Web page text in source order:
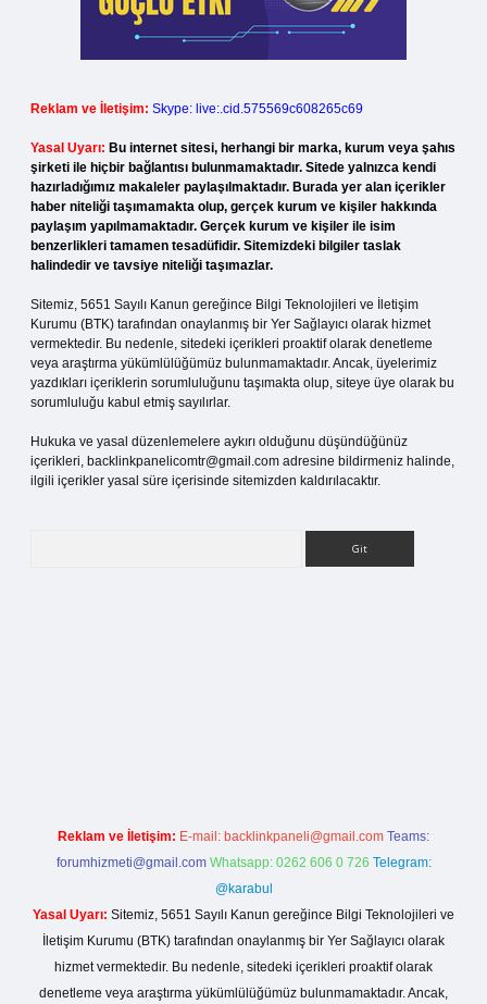
Reklam ve İletişim: Skype: live:.cid.575569c608265c69
Yasal Uyarı: Bu internet sitesi, herhangi bir marka, kurum veya şahıs
şirketi ile hiçbir bağlantısı bulunmamaktadır. Sitede yalnızca kendi
hazırladığımız makaleler paylaşılmaktadır. Burada yer alan içerikler
haber niteliği taşımamakta olup, gerçek kurum ve kişiler hakkında
paylaşım yapılmamaktadır. Gerçek kurum ve kişiler ile isim
benzerlikleri tamamen tesadüfidir. Sitemizdeki bilgiler taslak
halindedir ve tavsiye niteliği taşımazlar.
Sitemiz, 5651 Sayılı Kanun gereğince Bilgi Teknolojileri ve İletişim
Kurumu (BTK) tarafından onaylanmış bir Yer Sağlayıcı olarak hizmet
vermektedir. Bu nedenle, sitedeki içerikleri proaktif olarak denetleme
veya araştırma yükümlülüğümüz bulunmamaktadır. Ancak, üyelerimiz
yazdıkları içeriklerin sorumluluğunu taşımakta olup, siteye üye olarak bu
sorumluluğu kabul etmiş sayılırlar.
Hukuka ve yasal düzenlemelere aykırı olduğunu düşündüğünüz
içerikleri, backlinkpanelicomtr@gmail.com adresine bildirmeniz halinde,
ilgili içerikler yasal süre içerisinde sitemizden kaldırılacaktır.
Reklam ve İletişim: E-mail: backlinkpaneli@gmail.com Teams:
forumhizmeti@gmail.com Whatsapp: 0262 606 0 726 Telegram:
@karabul
Yasal Uyarı: Sitemiz, 5651 Sayılı Kanun gereğince Bilgi Teknolojileri ve
İletişim Kurumu (BTK) tarafından onaylanmış bir Yer Sağlayıcı olarak
hizmet vermektedir. Bu nedenle, sitedeki içerikleri proaktif olarak
denetleme veya araştırma yükümlülüğümüz bulunmamaktadır. Ancak,